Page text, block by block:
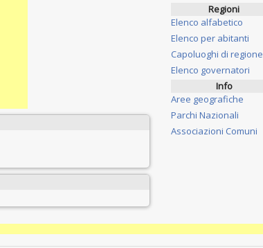
Regioni
Elenco alfabetico
Elenco per abitanti
Capoluoghi di regione
Elenco governatori
Info
Aree geografiche
Parchi Nazionali
Associazioni Comuni